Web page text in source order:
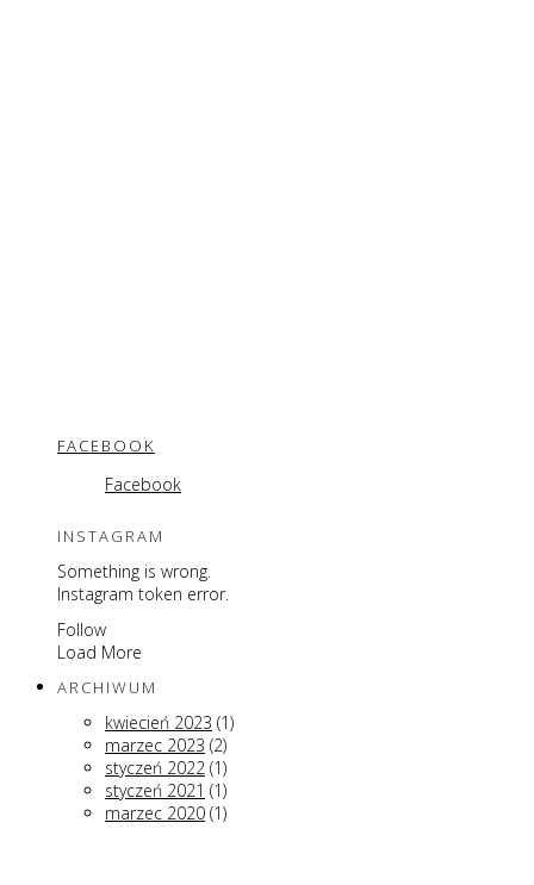
FACEBOOK
Facebook
INSTAGRAM
Something is wrong.
Instagram token error.
Follow
Load More
ARCHIWUM
kwiecień 2023 (1)
marzec 2023 (2)
styczeń 2022 (1)
styczeń 2021 (1)
marzec 2020 (1)